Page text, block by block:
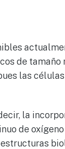
de tamaño
las
la
de